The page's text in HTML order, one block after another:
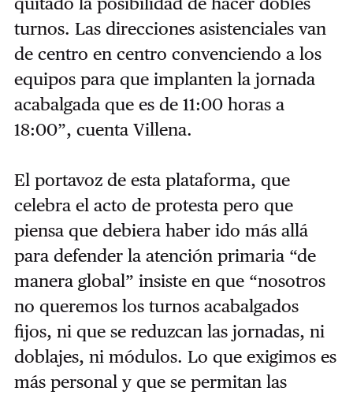
turnos. Las direcciones asistenciales van
de centro en centro convenciendo a los
equipos para que implanten la jornada
acabalgada que es de 11:00 horas a
18:00”, cuenta Villena.
El portavoz de esta plataforma, que
celebra el acto de protesta pero que
piensa que debiera haber ido más allá
para defender la atención primaria “de
manera global” insiste en que “nosotros
no queremos los turnos acabalgados
fijos, ni que se reduzcan las jornadas, ni
doblajes, ni módulos. Lo que exigimos es
más personal y que se permitan las